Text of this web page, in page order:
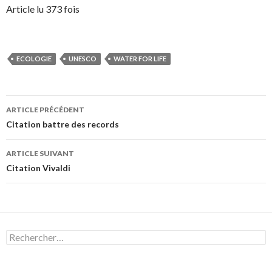
Article lu 373 fois
ECOLOGIE UNESCO WATER FOR LIFE
Navigation
des
articles
ARTICLE PRÉCÉDENT
Citation battre des records
ARTICLE SUIVANT
Citation Vivaldi
Rechercher :